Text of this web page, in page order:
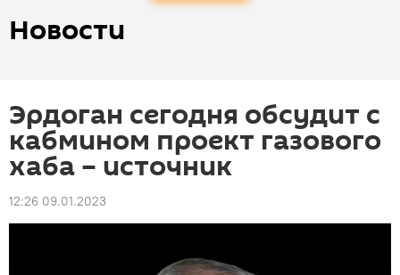
Новости
Эрдоган сегодня обсудит с
кабмином проект газового
хаба – источник
12:26 09.01.2023